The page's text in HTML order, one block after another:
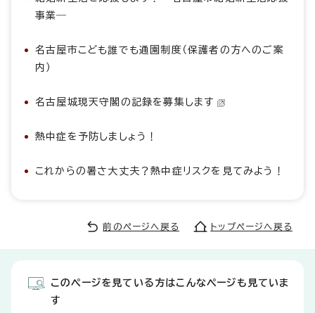
事業―
名古屋市こども誰でも通園制度（保護者の方へのご案
内）
名古屋城現天守閣の記録を募集します
熱中症を予防しましょう！
これからの暑さ大丈夫？熱中症リスクを見てみよう！
前のページへ戻る トップページへ戻る
このページを見ている方はこんなページも見ていま
す